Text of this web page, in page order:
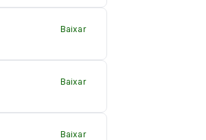
Baixar
Baixar
Baixar